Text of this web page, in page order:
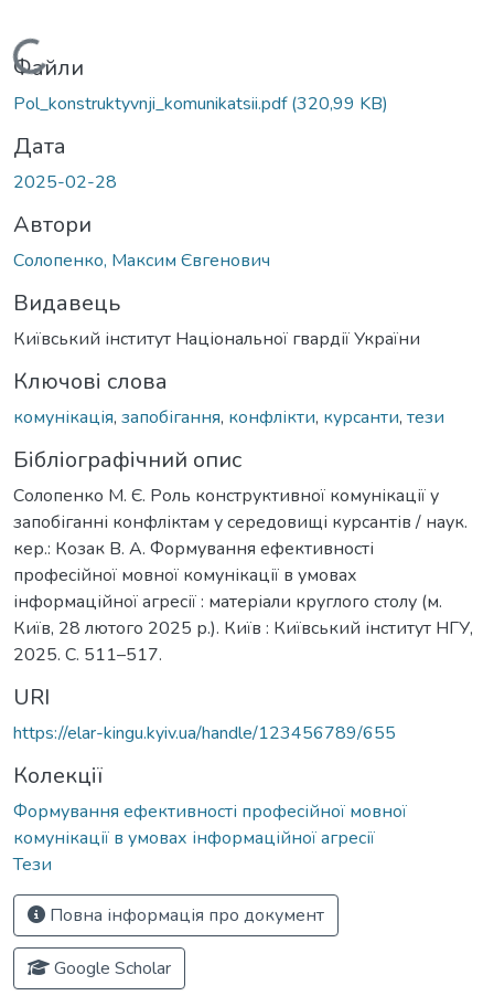
Вантажиться...
Файли
Pol_konstruktyvnji_komunikatsii.pdf(320,99 KB)
Дата
2025-02-28
Автори
Солопенко, Максим Євгенович
Видавець
Київський інститут Національної гвардії України
Ключові слова
комунікація, запобігання, конфлікти, курсанти, тези
Бібліографічний опис
Солопенко М. Є. Роль конструктивної комунікації у
запобіганні конфліктам у середовищі курсантів / наук.
кер.: Козак В. А. Формування ефективності
професійної мовної комунікації в умовах
інформаційної агресії : матеріали круглого столу (м.
Київ, 28 лютого 2025 р.). Київ : Київський інститут НГУ,
2025. C. 511–517.
URI
https://elar-kingu.kyiv.ua/handle/123456789/655
Колекції
Формування ефективності професійної мовної
комунікації в умовах інформаційної агресії
Тези
Повна інформація про документ
Google Scholar